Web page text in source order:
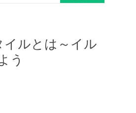
イルとは～イル
う